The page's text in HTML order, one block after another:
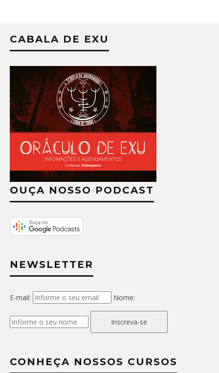
CABALA DE EXU
OUÇA NOSSO PODCAST
NEWSLETTER
E-mail: Nome:
Inscreva-se
CONHEÇA NOSSOS CURSOS